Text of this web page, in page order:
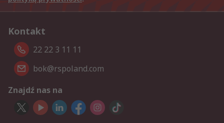
Kontakt
22 22 3 11 11
bok@rspoland.com
Znajdź nas na